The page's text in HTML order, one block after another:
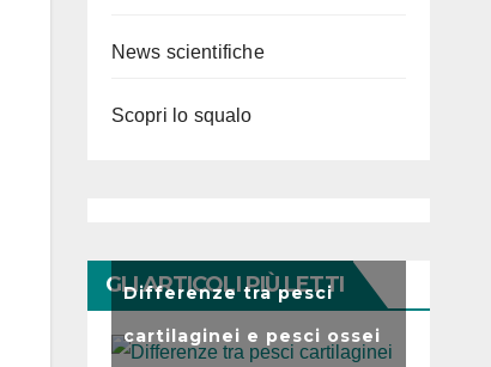
News scientifiche
Scopri lo squalo
GLI ARTICOLI PIÙ LETTI
Differenze tra pesci
cartilaginei e pesci ossei